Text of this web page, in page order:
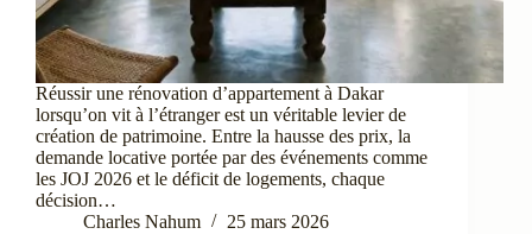
Réussir une rénovation d’appartement à Dakar
lorsqu’on vit à l’étranger est un véritable levier de
création de patrimoine. Entre la hausse des prix, la
demande locative portée par des événements comme
les JOJ 2026 et le déficit de logements, chaque
décision…
Charles Nahum
25 mars 2026